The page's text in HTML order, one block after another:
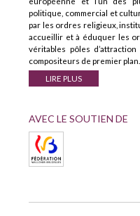
politique, commercial et
par les ordres religieux,
accueillir et à éduquer les
véritables pôles
compositeurs de premier plan...
LIRE PLUS
AVEC LE SOUTIEN DE